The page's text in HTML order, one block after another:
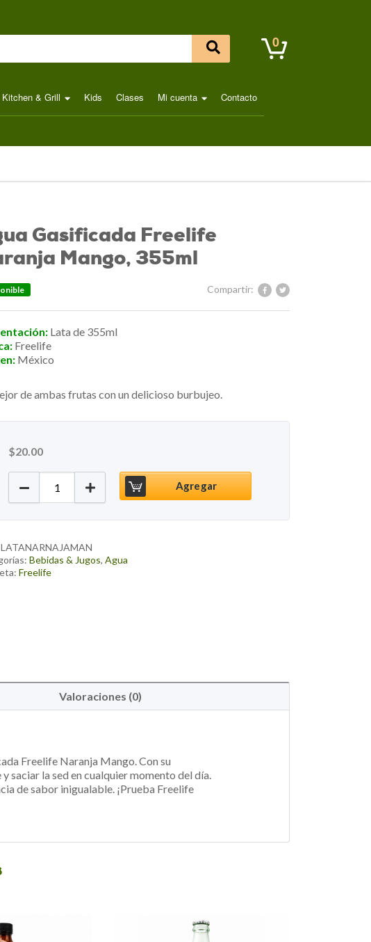
0
Kitchen & Grill Kids Clases Mi cuenta Contacto
Gasificada Freelife
Mango, 355ml
Compartir:
Lata de 355ml
Freelife
México
de ambas frutas con un delicioso burbujeo.
$20.00
Agua Gasificada Freelife Naranja Mango, 355ml cantidad
Agregar
LATANARNAJAMAN
Bebidas & Jugos,Agua
Freelife
Valoraciones (0)
Freelife Naranja Mango. Con su
saciar la sed en cualquier momento del día.
de sabor inigualable. ¡Prueba Freelife